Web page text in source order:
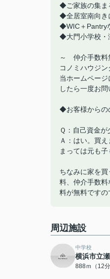
◆ご家族の集ま
◆全居室南向き
◆WIC＋Pantry
◆大門小学校・
～ 仲介手数
コノミハウジ
当ホームペー
したら一度お
◆お客様からの
Ｑ：自己資金
Ａ：はい。買
まっては元も
ちなみに家を
料、仲介手数
料が無料ですの
周辺施設
中学校
横浜市立
888ｍ（12分